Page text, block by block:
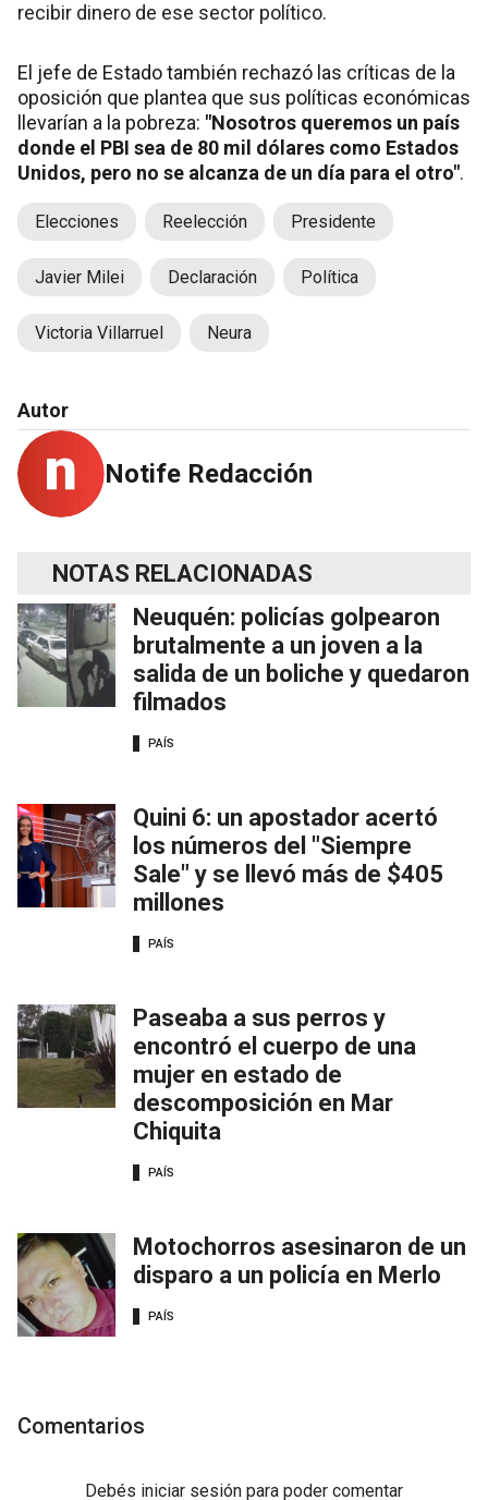
recibir dinero de ese sector político.
El jefe de Estado también rechazó las críticas de la
oposición que plantea que sus políticas económicas
llevarían a la pobreza: "Nosotros queremos un país
donde el PBI sea de 80 mil dólares como Estados
Unidos, pero no se alcanza de un día para el otro".
Elecciones Reelección Presidente
Javier Milei Declaración Política
Victoria Villarruel Neura
Autor
Notife Redacción
NOTAS RELACIONADAS
Neuquén: policías golpearon
brutalmente a un joven a la
salida de un boliche y quedaron
filmados
PAÍS
Quini 6: un apostador acertó
los números del "Siempre
Sale" y se llevó más de $405
millones
PAÍS
Paseaba a sus perros y
encontró el cuerpo de una
mujer en estado de
descomposición en Mar
Chiquita
PAÍS
Motochorros asesinaron de un
disparo a un policía en Merlo
PAÍS
Comentarios
Debés iniciar sesión para poder comentar